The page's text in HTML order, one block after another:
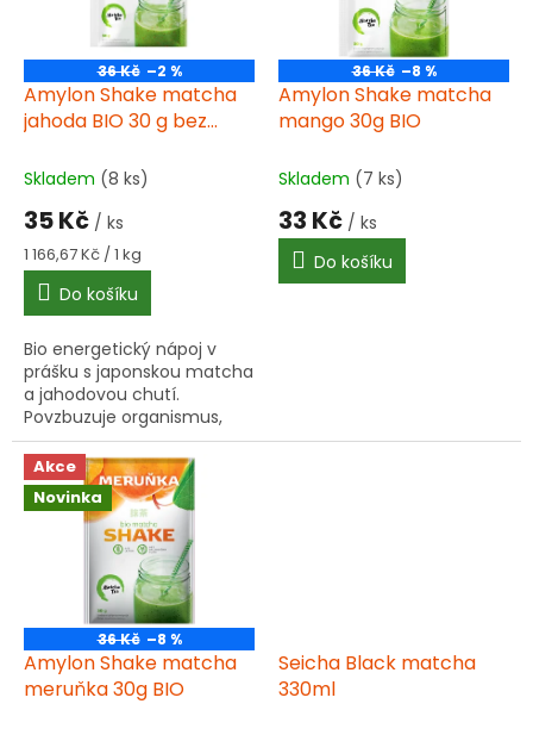
o
d
u
36 Kč –2 %
Amylon Shake matcha
jahoda BIO 30 g bez
Skladem (8 ks)
35 Kč / ks
Měrná
cena:
1 166,67 Kč / 1 kg
Do košíku
Bio energetický nápoj v
prášku s japonskou matcha
a jahodovou chutí.
Povzbuzuje organismus,
dodává energii a zlepšuje
soustředění. Bez lepku a
palmového oleje.
36 Kč –8 %
Amylon Shake matcha
mango 30g BIO
Skladem (7 ks)
33 Kč / ks
Do košíku
Akce
Novinka
36 Kč –8 %
Amylon Shake matcha
meruňka 30g BIO
Seicha Black matcha
330ml